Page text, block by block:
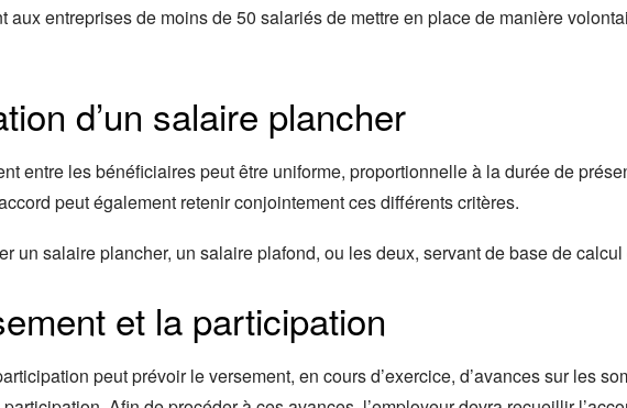
aux entreprises de moins de 50 salariés de mettre en place de manière
d’un salaire plancher
entre les bénéficiaires peut être uniforme, proportionnelle à la durée de
peut également retenir conjointement ces différents critères.
un salaire plancher, un salaire plafond, ou les deux, servant de base de
et la participation
peut prévoir le versement, en cours d’exercice, d’avances sur les